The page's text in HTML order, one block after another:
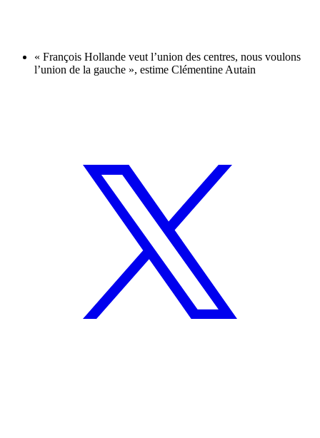
« François Hollande veut l’union des centres, nous voulons
l’union de la gauche », estime Clémentine Autain